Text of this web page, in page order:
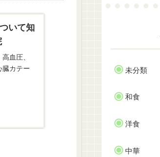
いて知
血圧、
臓カテー
未分類
和食
洋食
中華